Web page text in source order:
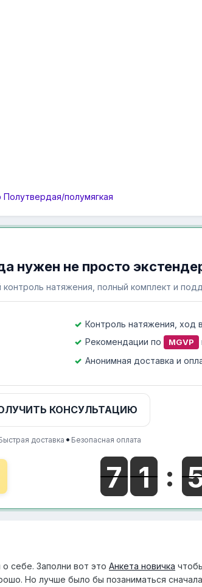
полумягкая
нужен не просто
натяжения, полный комплект и
Контроль натяжения, ход
Рекомендации по MGVP
Анонимная доставка и
КОНСУЛЬТАЦИЮ
доставка • Безопасная оплата
себе. Заполни вот это Анкета новичка
Но лучше было бы позаниматься